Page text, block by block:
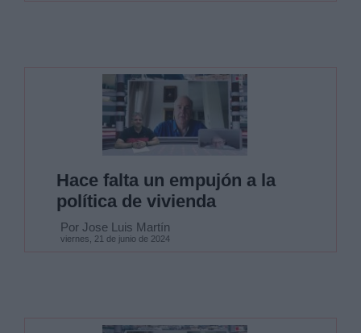
Hace falta un empujón a la
política de vivienda
Por Jose Luis Martín
viernes, 21 de junio de 2024